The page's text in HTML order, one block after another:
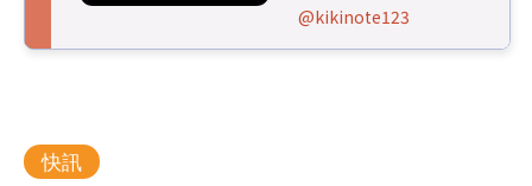
@kikinote123
快訊